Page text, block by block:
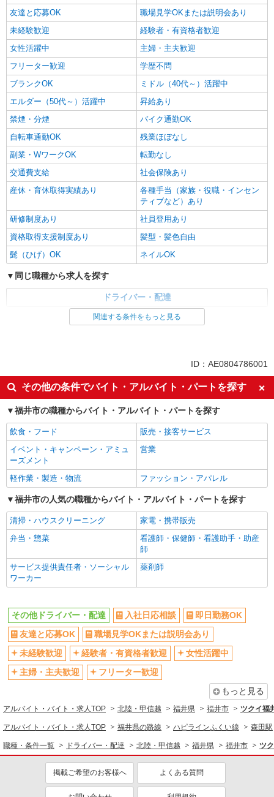
友達と応募OK
職場見学OKまたは説明会あり
未経験歓迎
経験者・有資格者歓迎
女性活躍中
主婦・主夫歓迎
フリーター歓迎
学歴不問
ブランクOK
ミドル（40代～）活躍中
エルダー（50代～）活躍中
昇給あり
禁煙・分煙
バイク通勤OK
自転車通勤OK
残業ほぼなし
副業・WワークOK
転勤なし
交通費支給
社会保険あり
産休・育休取得実績あり
各種手当（家族・役職・インセン
ティブなど）あり
研修制度あり
社員登用あり
資格取得支援制度あり
髪型・髪色自由
髭（ひげ）OK
ネイルOK
同じ職種から求人を探す
ドライバー・配達
同じ特徴から求人を探す
社会保険あり
産休・育休取得実績あり
社員登用あり
関連する条件をもっと見る
ID：AE0804786001
その他の条件でバイト・アルバイト・パートを探す
福井市の職種からバイト・アルバイト・パートを探す
飲食・フード
販売・接客サービス
イベント・キャンペーン・アミュ
ーズメント
営業
軽作業・製造・物流 ファッション・アパレル
福井市の人気の職種からバイト・アルバイト・パートを探す
清掃・ハウスクリーニング
家電・携帯販売
弁当・惣菜
看護師・保健師・看護助手・助産
師
サービス提供責任者・ソーシャル
ワーカー
薬剤師
その他ドライバー・配達 入社日応相談
即日勤務OK
友達と応募OK
職場見学OKまたは説明会あり
未経験歓迎
経験者・有資格者歓迎
女性活躍中
主婦・主夫歓迎
フリーター歓迎
もっと見る
アルバイト・バイト・求人TOP 北陸・甲信越 福井県 福井市 ツクイ福
アルバイト・バイト・求人TOP 福井県の路線 ハピラインふくい線 森田駅
職種・条件一覧 ドライバー・配達 北陸・甲信越 福井県 福井市 ツ
掲載ご希望のお客様へ よくある質問